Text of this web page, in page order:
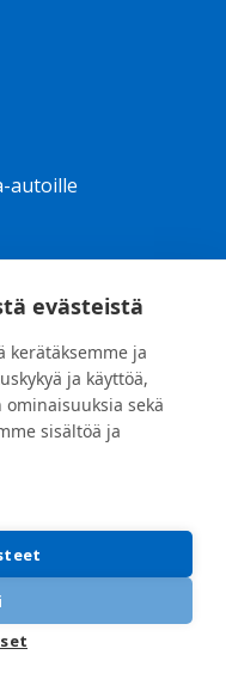
autoille
evästeistä
kerätäksemme ja
ja käyttöä,
sekä
sisältöä ja